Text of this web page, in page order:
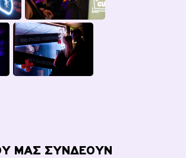
ΜΑΣ ΣΥΝΔΕΟΥΝ